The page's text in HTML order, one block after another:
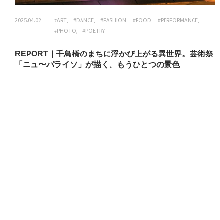
2025.04.02 #ART #DANCE #FASHION #FOOD
#PERFORMANCE
#PHOTO
#POETRY
REPORT｜千鳥橋のまちに浮かび上がる異世界。芸術祭
「ニュ〜パライソ」が描く、もうひとつの景色